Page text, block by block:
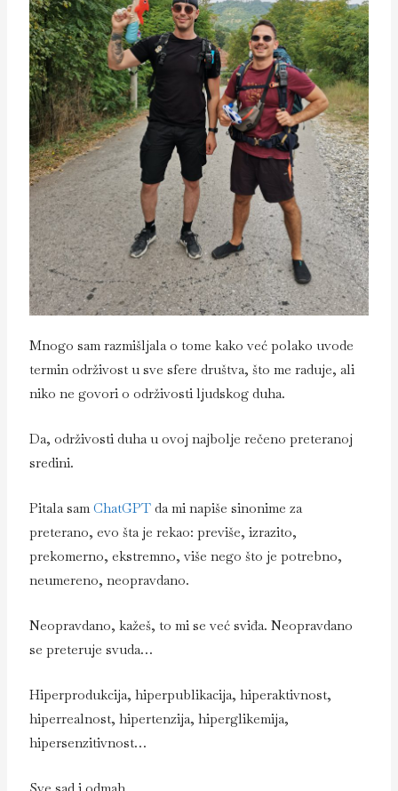
Mnogo sam razmišljala o tome kako već polako uvode
termin održivost u sve sfere društva, što me raduje, ali
niko ne govori o održivosti ljudskog duha.
Da, održivosti duha u ovoj najbolje rečeno preteranoj
sredini.
Pitala samChatGPT da mi napiše sinonime za
preterano, evo šta je rekao: previše, izrazito,
prekomerno, ekstremno, više nego što je potrebno,
neumereno, neopravdano.
Neopravdano, kažeš, to mi se već sviđa. Neopravdano
se preteruje svuda…
Hiperprodukcija, hiperpublikacija, hiperaktivnost,
hiperrealnost, hipertenzija, hiperglikemija,
hipersenzitivnost…